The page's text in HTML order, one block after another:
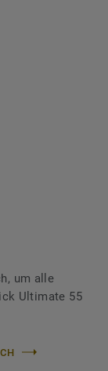
um alle
Ultimate 55